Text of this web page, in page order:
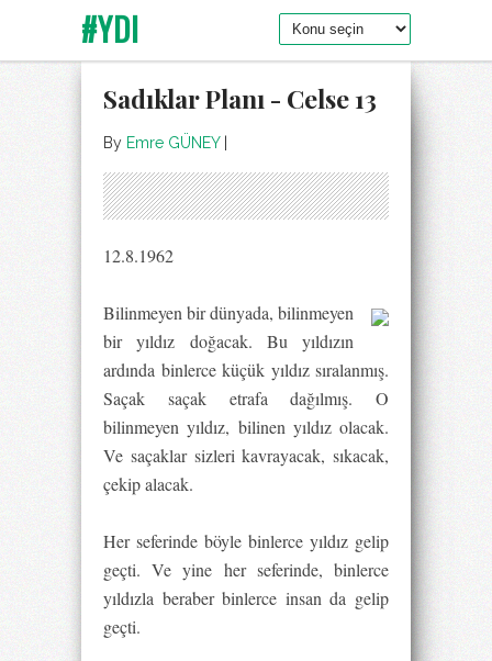
#YDI
Sadıklar Planı - Celse 13
By Emre GÜNEY|
12.8.1962
Bilinmeyen bir dünyada, bilinmeyen
bir yıldız doğacak. Bu yıldızın
ardında binlerce küçük yıldız sıralanmış.
Saçak saçak etrafa dağılmış. O
bilinmeyen yıldız, bilinen yıldız olacak.
Ve saçaklar sizleri kavrayacak, sıkacak,
çekip alacak.
Her seferinde böyle binlerce yıldız gelip
geçti. Ve yine her seferinde, binlerce
yıldızla beraber binlerce insan da gelip
geçti.